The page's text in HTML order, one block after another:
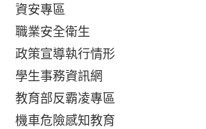
資安專區
職業安全衛生
政策宣導執行情形
學生事務資訊網
教育部反霸凌專區
機車危險感知教育